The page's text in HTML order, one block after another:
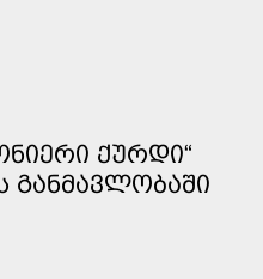
ᲥᲣᲠᲓᲘ“
ᲒᲐᲜᲛᲐᲕᲚᲝᲑᲐᲨᲘ